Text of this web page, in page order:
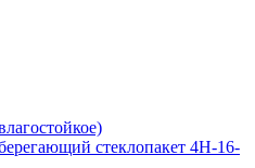
стеклопакет 4H-16-